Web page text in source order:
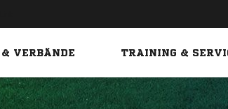
VERBÄNDE TRAINING &